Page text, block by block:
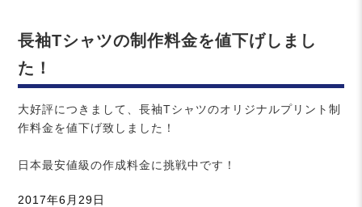
長袖Tシャツの制作料金を値下げしまし
た！
大好評につきまして、長袖Tシャツのオリジナルプリント制
作料金を値下げ致しました！
日本最安値級の作成料金に挑戦中です！
投
2017年6月29日